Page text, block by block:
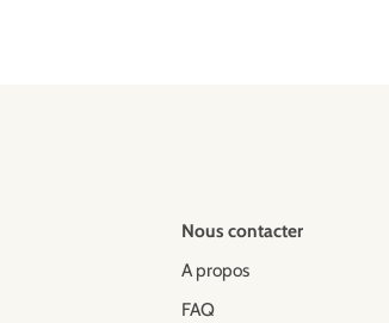
Nous contacter
A propos
FAQ